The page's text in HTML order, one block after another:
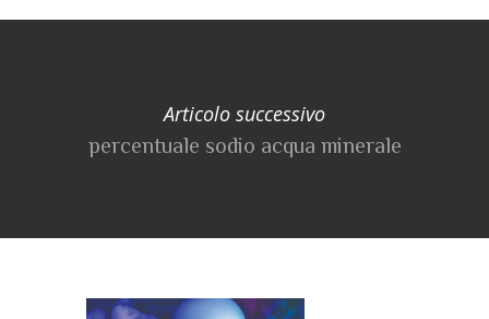
Articolo successivo
percentuale sodio acqua minerale